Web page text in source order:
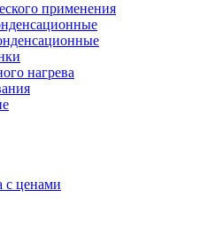
применения
нагрева
с ценами